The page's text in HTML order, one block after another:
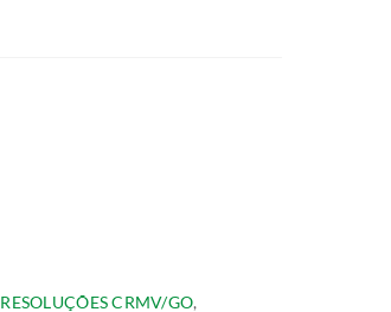
RESOLUÇÕES CRMV/GO,